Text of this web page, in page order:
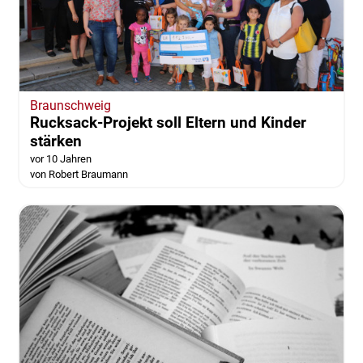
Braunschweig
Rucksack-Projekt soll Eltern und Kinder
stärken
vor 10 Jahren
von Robert Braumann